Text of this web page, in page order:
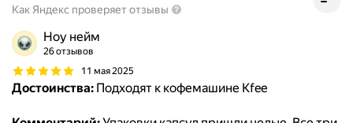
Как Яндекс проверяет отзывы
Ноу нейм
26 отзывов
11 мая 2025
Достоинства: Подходят к кофемашине Kfee